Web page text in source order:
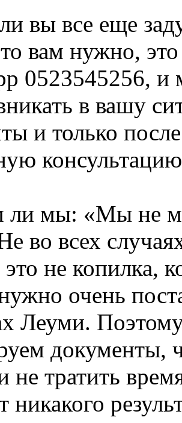
вы все еще
вам нужно,
0523545256,
в вашу
и только
ли мы: «Мы не
во всех
не копилка,
очень
Леуми.
документы,
не тратить
никакого